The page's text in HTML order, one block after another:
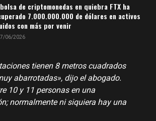
de criptomonedas en quiebra FTX ha
7.000.000.000 de dólares en activos
con más por venir
06/2026
tienen 8 metros cuadrados
abarrotadas», dijo el abogado.
10 y 11 personas en una
normalmente ni siquiera hay una